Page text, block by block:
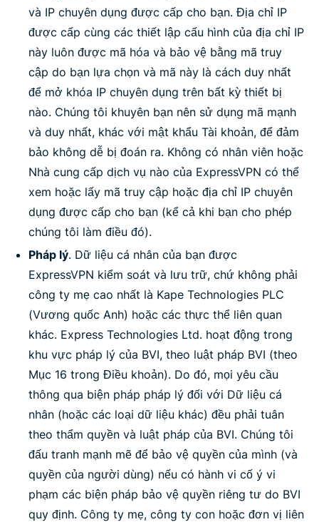
và IP chuyên dụng được cấp cho bạn. Địa chỉ IP
được cấp cùng các thiết lập cấu hình của địa chỉ IP
này luôn được mã hóa và bảo vệ bằng mã truy
cập do bạn lựa chọn và mã này là cách duy nhất
để mở khóa IP chuyên dụng trên bất kỳ thiết bị
nào. Chúng tôi khuyên bạn nên sử dụng mã mạnh
và duy nhất, khác với mật khẩu Tài khoản, để đảm
bảo không dễ bị đoán ra. Không có nhân viên hoặc
Nhà cung cấp dịch vụ nào của ExpressVPN có thể
xem hoặc lấy mã truy cập hoặc địa chỉ IP chuyên
dụng được cấp cho bạn (kể cả khi bạn cho phép
chúng tôi làm điều đó).
Pháp lý. Dữ liệu cá nhân của bạn được
ExpressVPN kiểm soát và lưu trữ, chứ không phải
công ty mẹ cao nhất là Kape Technologies PLC
(Vương quốc Anh) hoặc các thực thể liên quan
khác. Express Technologies Ltd. hoạt động trong
khu vực pháp lý của BVI, theo luật pháp BVI (theo
Mục 16 trong Điều khoản). Do đó, mọi yêu cầu
thông qua biện pháp pháp lý đối với Dữ liệu cá
nhân (hoặc các loại dữ liệu khác) đều phải tuân
theo thẩm quyền và luật pháp của BVI. Chúng tôi
đấu tranh mạnh mẽ để bảo vệ quyền của mình (và
quyền của người dùng) nếu có hành vi cố ý vi
phạm các biện pháp bảo vệ quyền riêng tư do BVI
quy định. Công ty mẹ, công ty con hoặc đơn vị liên